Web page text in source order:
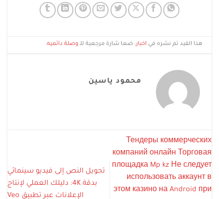
هذا القيد تم نشره في اخبار. ضعا شارة مرجعية للـوصلة دائميه.
محمود ياسين
Тендеры коммерческих
компаний онлайн Торговая
площадка Mp kz Не следует
использовать аккаунт в
этом казино на Android при
تحويل النص إلى فيديو سينمائي
بدقة 4K: دليلك العملي لإنتاج
الإعلانات عبر تطبيق Veo